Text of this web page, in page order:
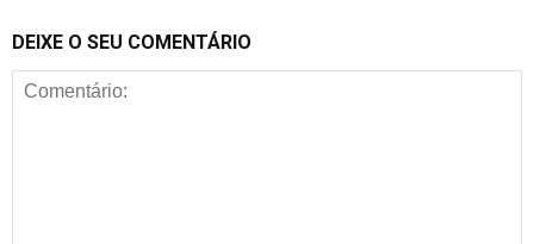
DEIXE O SEU COMENTÁRIO